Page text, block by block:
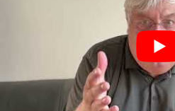
einer halben Milliarde Euro
einen zentralen Baustein der
Digitalisierungsstrategie des
Der Live-Stream der
circa 19 Uhr und im Nachgang